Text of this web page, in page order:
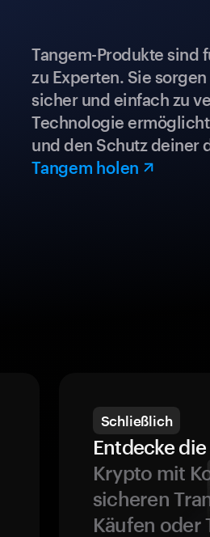
Tangem-Produkte sind
zu Experten. Sie
sicher und einfach zu
Technologie
und den Schutz deiner
Tangem holen
Schließlich
Entdecke
Krypto mit
sicheren
Käufen oder